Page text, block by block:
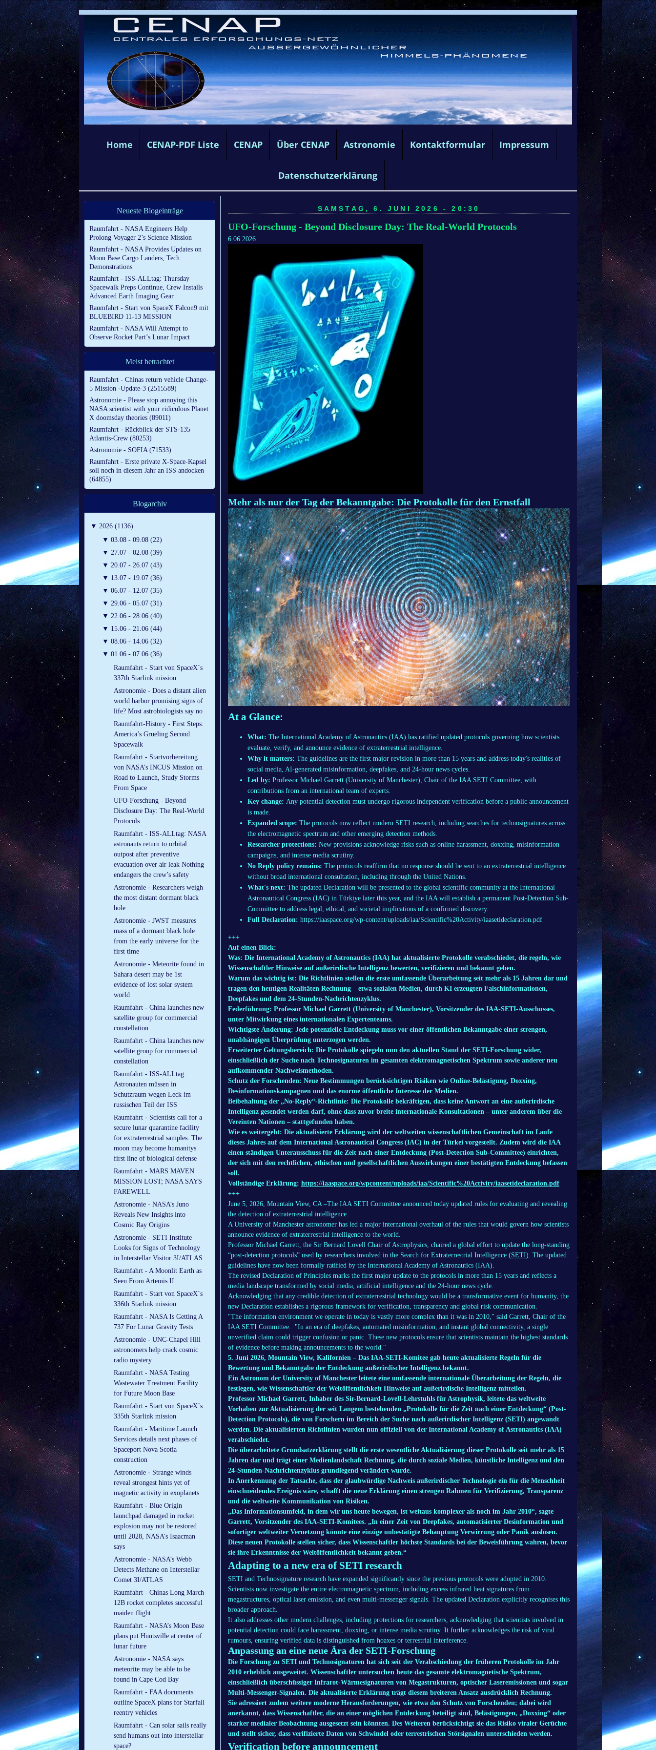
Home CENAP-PDF Liste CENAP Über CENAP Astronomie Kontaktformular Impressum
Datenschutzerklärung
Neueste Blogeinträge
Raumfahrt - NASA Engineers Help
Prolong Voyager 2’s Science Mission
Raumfahrt - NASA Provides Updates on
Moon Base Cargo Landers, Tech
Demonstrations
Raumfahrt - ISS-ALLtag: Thursday
Spacewalk Preps Continue, Crew Installs
Advanced Earth Imaging Gear
Raumfahrt - Start von SpaceX Falcon9 mit
BLUEBIRD 11-13 MISSION
Raumfahrt - NASA Will Attempt to
Observe Rocket Part’s Lunar Impact
Meist betrachtet
Raumfahrt - Chinas return vehicle Change-
5 Mission -Update-3 (2515589)
Astronomie - Please stop annoying this
NASA scientist with your ridiculous Planet
X doomsday theories (89011)
Raumfahrt - Rückblick der STS-135
Atlantis-Crew (80253)
Astronomie - SOFIA (71533)
Raumfahrt - Erste private X-Space-Kapsel
soll noch in diesem Jahr an ISS andocken
(64855)
Blogarchiv
▼ 2026 (1136)
▼ 03.08 - 09.08 (22)
▼ 27.07 - 02.08 (39)
▼ 20.07 - 26.07 (43)
▼ 13.07 - 19.07 (36)
▼ 06.07 - 12.07 (35)
▼ 29.06 - 05.07 (31)
▼ 22.06 - 28.06 (40)
▼ 15.06 - 21.06 (44)
▼ 08.06 - 14.06 (32)
▼ 01.06 - 07.06 (36)
Raumfahrt - Start von SpaceX´s
337th Starlink mission
Astronomie - Does a distant alien
world harbor promising signs of
life? Most astrobiologists say no
Raumfahrt-History - First Steps:
America’s Grueling Second
Spacewalk
Raumfahrt - Startvorbereitung
von NASA’s INCUS Mission on
Road to Launch, Study Storms
From Space
UFO-Forschung - Beyond
Disclosure Day: The Real-World
Protocols
Raumfahrt - ISS-ALLtag: NASA
astronauts return to orbital
outpost after preventive
evacuation over air leak Nothing
endangers the crew’s safety
Astronomie - Researchers weigh
the most distant dormant black
hole
Astronomie - JWST measures
mass of a dormant black hole
from the early universe for the
first time
Astronomie - Meteorite found in
Sahara desert may be 1st
evidence of lost solar system
world
Raumfahrt - China launches new
satellite group for commercial
constellation
Raumfahrt - China launches new
satellite group for commercial
constellation
Raumfahrt - ISS-ALLtag:
Astronauten müssen in
Schutzraum wegen Leck im
russischen Teil der ISS
Raumfahrt - Scientists call for a
secure lunar quarantine facility
for extraterrestrial samples: The
moon may become humanitys
first line of biological defense
Raumfahrt - MARS MAVEN
MISSION LOST; NASA SAYS
FAREWELL
Astronomie - NASA’s Juno
Reveals New Insights into
Cosmic Ray Origins
Astronomie - SETI Institute
Looks for Signs of Technology
in Interstellar Visitor 3I/ATLAS
Raumfahrt - A Moonlit Earth as
Seen From Artemis II
Raumfahrt - Start von SpaceX´s
336th Starlink mission
Raumfahrt - NASA Is Getting A
737 For Lunar Gravity Tests
Astronomie - UNC-Chapel Hill
astronomers help crack cosmic
radio mystery
Raumfahrt - NASA Testing
Wastewater Treatment Facility
for Future Moon Base
Raumfahrt - Start von SpaceX´s
335th Starlink mission
Raumfahrt - Maritime Launch
Services details next phases of
Spaceport Nova Scotia
construction
Astronomie - Strange winds
reveal strongest hints yet of
magnetic activity in exoplanets
Raumfahrt - Blue Origin
launchpad damaged in rocket
explosion may not be restored
until 2028, NASA’s Isaacman
says
Astronomie - NASA’s Webb
Detects Methane on Interstellar
Comet 3I/ATLAS
Raumfahrt - Chinas Long March-
12B rocket completes successful
maiden flight
Raumfahrt - NASA’s Moon Base
plans put Huntsville at center of
lunar future
Astronomie - NASA says
meteorite may be able to be
found in Cape Cod Bay
Raumfahrt - FAA documents
outline SpaceX plans for Starfall
reentry vehicles
Raumfahrt - Can solar sails really
send humans out into interstellar
space?
SAMSTAG, 6. JUNI 2026 - 20:30
UFO-Forschung - Beyond Disclosure Day: The Real-World Protocols
6.06.2026
Mehr als nur der Tag der Bekanntgabe: Die Protokolle für den Ernstfall
At a Glance:
What: The International Academy of Astronautics (IAA) has ratified updated protocols governing how scientists
evaluate, verify, and announce evidence of extraterrestrial intelligence.
Why it matters: The guidelines are the first major revision in more than 15 years and address today's realities of
social media, AI-generated misinformation, deepfakes, and 24-hour news cycles.
Led by: Professor Michael Garrett (University of Manchester), Chair of the IAA SETI Committee, with
contributions from an international team of experts.
Key change: Any potential detection must undergo rigorous independent verification before a public announcement
is made.
Expanded scope: The protocols now reflect modern SETI research, including searches for technosignatures across
the electromagnetic spectrum and other emerging detection methods.
Researcher protections: New provisions acknowledge risks such as online harassment, doxxing, misinformation
campaigns, and intense media scrutiny.
No Reply policy remains: The protocols reaffirm that no response should be sent to an extraterrestrial intelligence
without broad international consultation, including through the United Nations.
What's next: The updated Declaration will be presented to the global scientific community at the International
Astronautical Congress (IAC) in Türkiye later this year, and the IAA will establish a permanent Post-Detection Sub-
Committee to address legal, ethical, and societal implications of a confirmed discovery.
Full Declaration: https://iaaspace.org/wp-content/uploads/iaa/Scientific%20Activity/iaasetideclaration.pdf
+++
Auf einen Blick:
Was: Die International Academy of Astronautics (IAA) hat aktualisierte Protokolle verabschiedet, die regeln, wie
Wissenschaftler Hinweise auf außerirdische Intelligenz bewerten, verifizieren und bekannt geben.
Warum das wichtig ist: Die Richtlinien stellen die erste umfassende Überarbeitung seit mehr als 15 Jahren dar und
tragen den heutigen Realitäten Rechnung – etwa sozialen Medien, durch KI erzeugten Falschinformationen,
Deepfakes und dem 24-Stunden-Nachrichtenzyklus.
Federführung: Professor Michael Garrett (University of Manchester), Vorsitzender des IAA-SETI-Ausschusses,
unter Mitwirkung eines internationalen Expertenteams.
Wichtigste Änderung: Jede potenzielle Entdeckung muss vor einer öffentlichen Bekanntgabe einer strengen,
unabhängigen Überprüfung unterzogen werden.
Erweiterter Geltungsbereich: Die Protokolle spiegeln nun den aktuellen Stand der SETI-Forschung wider,
einschließlich der Suche nach Technosignaturen im gesamten elektromagnetischen Spektrum sowie anderer neu
aufkommender Nachweismethoden.
Schutz der Forschenden: Neue Bestimmungen berücksichtigen Risiken wie Online-Belästigung, Doxxing,
Desinformationskampagnen und das enorme öffentliche Interesse der Medien.
Beibehaltung der „No-Reply“-Richtlinie: Die Protokolle bekräftigen, dass keine Antwort an eine außerirdische
Intelligenz gesendet werden darf, ohne dass zuvor breite internationale Konsultationen – unter anderem über die
Vereinten Nationen – stattgefunden haben.
Wie es weitergeht: Die aktualisierte Erklärung wird der weltweiten wissenschaftlichen Gemeinschaft im Laufe
dieses Jahres auf dem International Astronautical Congress (IAC) in der Türkei vorgestellt. Zudem wird die IAA
einen ständigen Unterausschuss für die Zeit nach einer Entdeckung (Post-Detection Sub-Committee) einrichten,
der sich mit den rechtlichen, ethischen und gesellschaftlichen Auswirkungen einer bestätigten Entdeckung befassen
soll.
Vollständige Erklärung: https://iaaspace.org/wpcontent/uploads/iaa/Scientific%20Activity/iaasetideclaration.pdf
+++
June 5, 2026, Mountain View, CA –The IAA SETI Committee announced today updated rules for evaluating and revealing
the detection of extraterrestrial intelligence.
A University of Manchester astronomer has led a major international overhaul of the rules that would govern how scientists
announce evidence of extraterrestrial intelligence to the world.
Professor Michael Garrett, the Sir Bernard Lovell Chair of Astrophysics, chaired a global effort to update the long-standing
“post-detection protocols” used by researchers involved in the Search for Extraterrestrial Intelligence (SETI). The updated
guidelines have now been formally ratified by the International Academy of Astronautics (IAA).
The revised Declaration of Principles marks the first major update to the protocols in more than 15 years and reflects a
media landscape transformed by social media, artificial intelligence and the 24-hour news cycle.
Acknowledging that any credible detection of extraterrestrial technology would be a transformative event for humanity, the
new Declaration establishes a rigorous framework for verification, transparency and global risk communication.
"The information environment we operate in today is vastly more complex than it was in 2010," said Garrett, Chair of the
IAA SETI Committee. "In an era of deepfakes, automated misinformation, and instant global connectivity, a single
unverified claim could trigger confusion or panic. These new protocols ensure that scientists maintain the highest standards
of evidence before making announcements to the world."
5. Juni 2026, Mountain View, Kalifornien – Das IAA-SETI-Komitee gab heute aktualisierte Regeln für die
Bewertung und Bekanntgabe der Entdeckung außerirdischer Intelligenz bekannt.
Ein Astronom der University of Manchester leitete eine umfassende internationale Überarbeitung der Regeln, die
festlegen, wie Wissenschaftler der Weltöffentlichkeit Hinweise auf außerirdische Intelligenz mitteilen.
Professor Michael Garrett, Inhaber des Sir-Bernard-Lovell-Lehrstuhls für Astrophysik, leitete das weltweite
Vorhaben zur Aktualisierung der seit Langem bestehenden „Protokolle für die Zeit nach einer Entdeckung“ (Post-
Detection Protocols), die von Forschern im Bereich der Suche nach außerirdischer Intelligenz (SETI) angewandt
werden. Die aktualisierten Richtlinien wurden nun offiziell von der International Academy of Astronautics (IAA)
verabschiedet.
Die überarbeitete Grundsatzerklärung stellt die erste wesentliche Aktualisierung dieser Protokolle seit mehr als 15
Jahren dar und trägt einer Medienlandschaft Rechnung, die durch soziale Medien, künstliche Intelligenz und den
24-Stunden-Nachrichtenzyklus grundlegend verändert wurde.
In Anerkennung der Tatsache, dass der glaubwürdige Nachweis außerirdischer Technologie ein für die Menschheit
einschneidendes Ereignis wäre, schafft die neue Erklärung einen strengen Rahmen für Verifizierung, Transparenz
und die weltweite Kommunikation von Risiken.
„Das Informationsumfeld, in dem wir uns heute bewegen, ist weitaus komplexer als noch im Jahr 2010“, sagte
Garrett, Vorsitzender des IAA-SETI-Komitees. „In einer Zeit von Deepfakes, automatisierter Desinformation und
sofortiger weltweiter Vernetzung könnte eine einzige unbestätigte Behauptung Verwirrung oder Panik auslösen.
Diese neuen Protokolle stellen sicher, dass Wissenschaftler höchste Standards bei der Beweisführung wahren, bevor
sie ihre Erkenntnisse der Weltöffentlichkeit bekannt geben.“
Adapting to a new era of SETI research
SETI and Technosignature research have expanded significantly since the previous protocols were adopted in 2010.
Scientists now investigate the entire electromagnetic spectrum, including excess infrared heat signatures from
megastructures, optical laser emission, and even multi-messenger signals. The updated Declaration explicitly recognises this
broader approach.
It also addresses other modern challenges, including protections for researchers, acknowledging that scientists involved in
potential detection could face harassment, doxxing, or intense media scrutiny. It further acknowledges the risk of viral
rumours, ensuring verified data is distinguished from hoaxes or terrestrial interference.
Anpassung an eine neue Ära der SETI-Forschung
Die Forschung zu SETI und Technosignaturen hat sich seit der Verabschiedung der früheren Protokolle im Jahr
2010 erheblich ausgeweitet. Wissenschaftler untersuchen heute das gesamte elektromagnetische Spektrum,
einschließlich überschüssiger Infrarot-Wärmesignaturen von Megastrukturen, optischer Laseremissionen und sogar
Multi-Messenger-Signalen. Die aktualisierte Erklärung trägt diesem breiteren Ansatz ausdrücklich Rechnung.
Sie adressiert zudem weitere moderne Herausforderungen, wie etwa den Schutz von Forschenden; dabei wird
anerkannt, dass Wissenschaftler, die an einer möglichen Entdeckung beteiligt sind, Belästigungen, „Doxxing“ oder
starker medialer Beobachtung ausgesetzt sein könnten. Des Weiteren berücksichtigt sie das Risiko viraler Gerüchte
und stellt sicher, dass verifizierte Daten von Schwindel oder terrestrischen Störsignalen unterschieden werden.
Verification before announcement